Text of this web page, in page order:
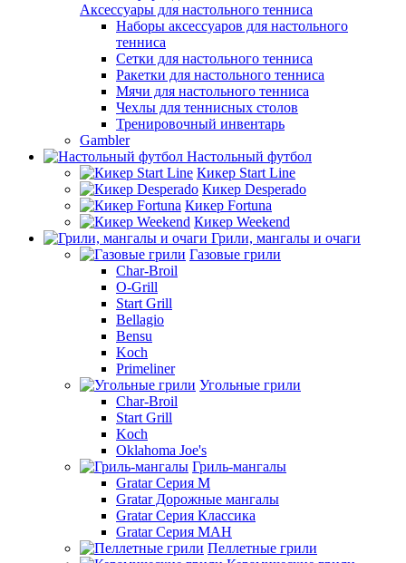
Аксессуары для настольного тенниса
Наборы аксессуаров для настольного
тенниса
Сетки для настольного тенниса
Ракетки для настольного тенниса
Мячи для настольного тенниса
Чехлы для теннисных столов
Тренировочный инвентарь
Gambler
Настольный футбол
Кикер Start Line
Кикер Desperado
Кикер Fortuna
Кикер Weekend
Грили, мангалы и очаги
Газовые грили
Char-Broil
O-Grill
Start Grill
Bellagio
Bensu
Koch
Primeliner
Угольные грили
Char-Broil
Start Grill
Koch
Oklahoma Joe's
Гриль-мангалы
Gratar Серия M
Gratar Дорожные мангалы
Gratar Серия Классика
Gratar Серия МАН
Пеллетные грили